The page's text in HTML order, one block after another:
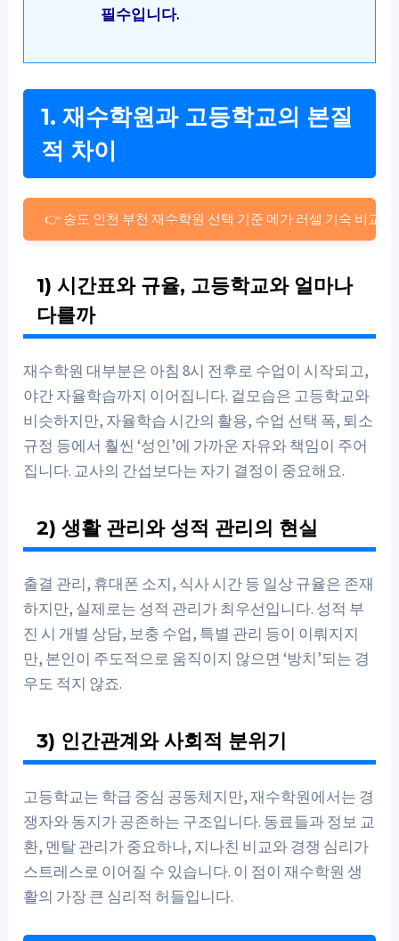
필수입니다.
1. 재수학원과 고등학교의 본질
적 차이
👉 송도 인천 부천 재수학원 선택 기준 메가 러셀 기숙 비교
1) 시간표와 규율, 고등학교와 얼마나
다를까
재수학원 대부분은 아침 8시 전후로 수업이 시작되고,
야간 자율학습까지 이어집니다. 겉모습은 고등학교와
비슷하지만, 자율학습 시간의 활용, 수업 선택 폭, 퇴소
규정 등에서 훨씬 ‘성인’에 가까운 자유와 책임이 주어
집니다. 교사의 간섭보다는 자기 결정이 중요해요.
2) 생활 관리와 성적 관리의 현실
출결 관리, 휴대폰 소지, 식사 시간 등 일상 규율은 존재
하지만, 실제로는 성적 관리가 최우선입니다. 성적 부
진 시 개별 상담, 보충 수업, 특별 관리 등이 이뤄지지
만, 본인이 주도적으로 움직이지 않으면 ‘방치’되는 경
우도 적지 않죠.
3) 인간관계와 사회적 분위기
고등학교는 학급 중심 공동체지만, 재수학원에서는 경
쟁자와 동지가 공존하는 구조입니다. 동료들과 정보 교
환, 멘탈 관리가 중요하나, 지나친 비교와 경쟁 심리가
스트레스로 이어질 수 있습니다. 이 점이 재수학원 생
활의 가장 큰 심리적 허들입니다.